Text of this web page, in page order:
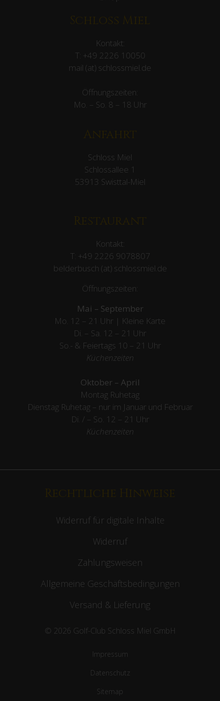
Schloss Miel
Kontakt:
T: +49 2226 10050
mail (at) schlossmiel.de
Öffnungszeiten:
Mo. – So. 8 – 18 Uhr
Anfahrt
Schloss Miel
Schlossallee 1
53913 Swisttal-Miel
Restaurant
Kontakt:
T: +49 2226 9078807
belderbusch (at) schlossmiel.de
Öffnungszeiten:
Mai – September
Mo. 12 – 21 Uhr | Kleine Karte
Di. – Sa. 12 – 21 Uhr
So.- & Feiertags 10 – 21 Uhr
Küchenzeiten
Oktober – April
Montag Ruhetag
Dienstag Ruhetag – nur im Januar und Februar
Di. / – So. 12 – 21 Uhr
Küchenzeiten
Rechtliche Hinweise
Widerruf für digitale Inhalte
Widerruf
Zahlungsweisen
Allgemeine Geschäftsbedingungen
Versand & Lieferung
© 2026 Golf-Club Schloss Miel GmbH
Impressum
Datenschutz
Sitemap